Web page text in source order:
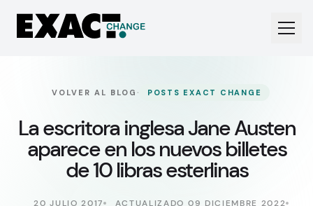
VOLVER AL BLOG · POSTS EXACT CHANGE
La escritora inglesa Jane Austen
aparece en los nuevos billetes
de 10 libras esterlinas
20 JULIO 2017
ACTUALIZADO 09 DICIEMBRE 2022